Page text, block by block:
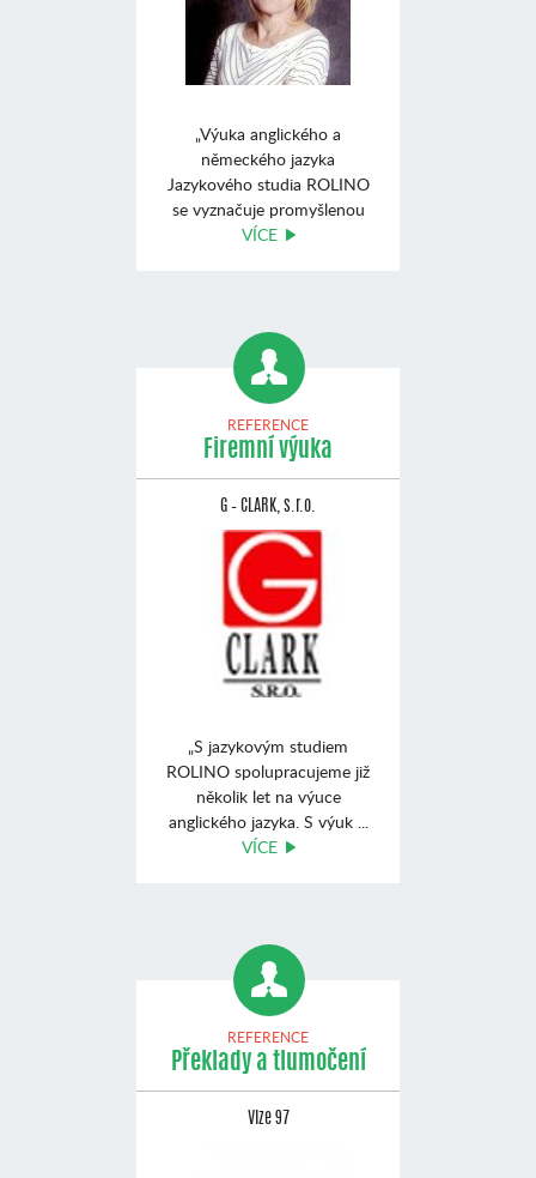
„Výuka anglického a
německého jazyka
Jazykového studia ROLINO
se vyznačuje promyšlenou
koncep ...
VÍCE
REFERENCE
Firemní výuka
G – CLARK, s.r.o.
„S jazykovým studiem
ROLINO spolupracujeme již
několik let na výuce
anglického jazyka. S výuk ...
VÍCE
REFERENCE
Překlady a tlumočení
Vize 97